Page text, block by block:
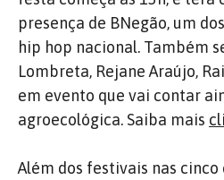
presença de BNegão, um
hip hop nacional. Também
Lombreta, Rejane Araújo,
em evento que vai contar
agroecológica. Saiba mais
Além dos festivais nas cinco